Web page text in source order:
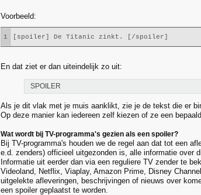
Voorbeeld:
1 [spoiler] De Titanic zinkt. [/spoiler]
En dat ziet er dan uiteindelijk zo uit:
SPOILER
Als je dit vlak met je muis aanklikt, zie je de tekst die er
Op deze manier kan iedereen zelf kiezen of ze een
Wat wordt bij TV-programma's gezien als een spoiler?
Bij TV-programma's houden we de regel aan dat tot een
e.d. zenders) officieel uitgezonden is, alle informatie over
Informatie uit eerder dan via een reguliere TV zender te
Videoland, Netflix, Viaplay, Amazon Prime, Disney
uitgelekte afleveringen, beschrijvingen of nieuws over
een spoiler geplaatst te worden.